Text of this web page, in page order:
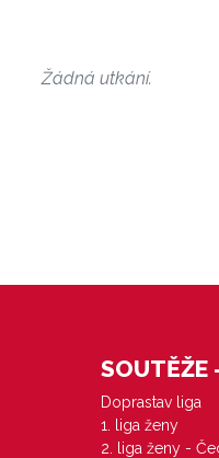
Žádná utkání.
SOUTĚŽE
Doprastav liga
1. liga ženy
2. liga ženy -